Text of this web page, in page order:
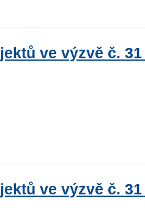
ve výzvě č. 31
ve výzvě č. 31